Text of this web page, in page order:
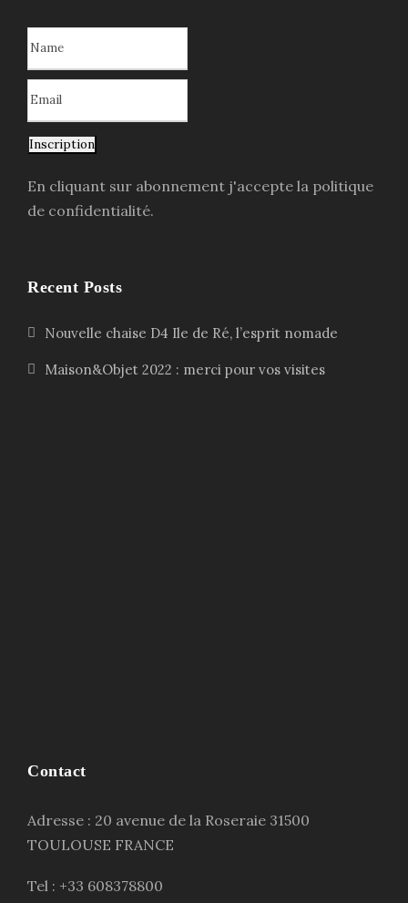
Inscription
En cliquant sur abonnement j'accepte la politique
de confidentialité.
Recent Posts
Nouvelle chaise D4 Ile de Ré, l’esprit nomade
Maison&Objet 2022 : merci pour vos visites
Contact
Adresse : 20 avenue de la Roseraie 31500
TOULOUSE FRANCE
Tel : +33 608378800